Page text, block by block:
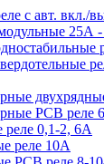
с авт. вкл./
25А
PCB реле
реле 0,1-2, 6A
реле 10А